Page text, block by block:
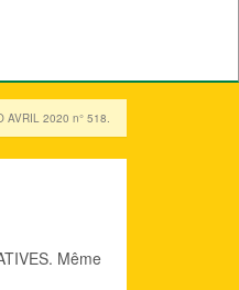
AVRIL 2020 n° 518.
Même